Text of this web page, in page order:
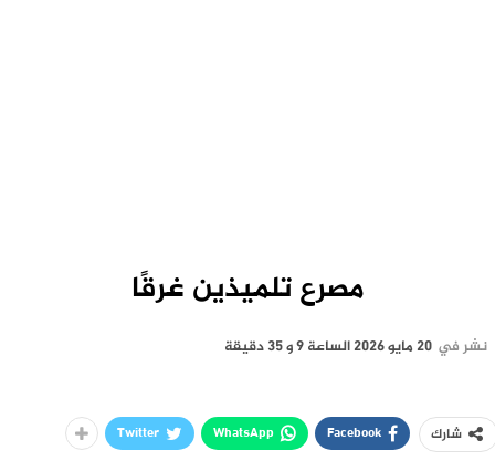
مصرع تلميذين غرقًا
نشر في 20 مايو 2026 الساعة 9 و 35 دقيقة
شارك Facebook
WhatsApp
Twitter